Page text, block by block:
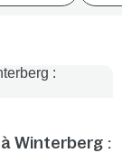
Winterberg :